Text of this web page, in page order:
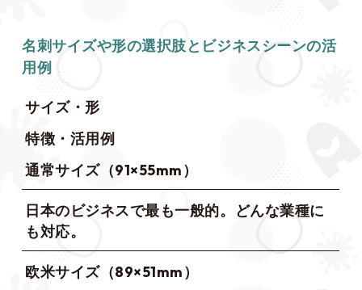
名刺サイズや形の選択肢とビジネスシーンの活
用例
サイズ・形
特徴・活用例
通常サイズ（91×55mm）
日本のビジネスで最も一般的。どんな業種に
も対応。
欧米サイズ（89×51mm）